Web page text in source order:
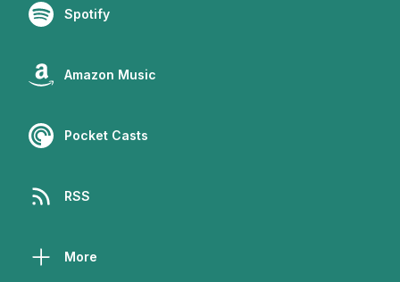
Spotify
Amazon Music
Pocket Casts
RSS
More